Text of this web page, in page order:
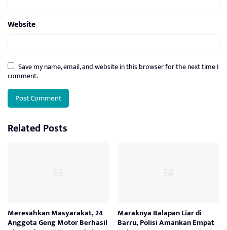
Website
Save my name, email, and website in this browser for the next time I
comment.
Related Posts
Meresahkan Masyarakat, 24
Anggota Geng Motor Berhasil
Maraknya Balapan Liar di
Barru, Polisi Amankan Empat